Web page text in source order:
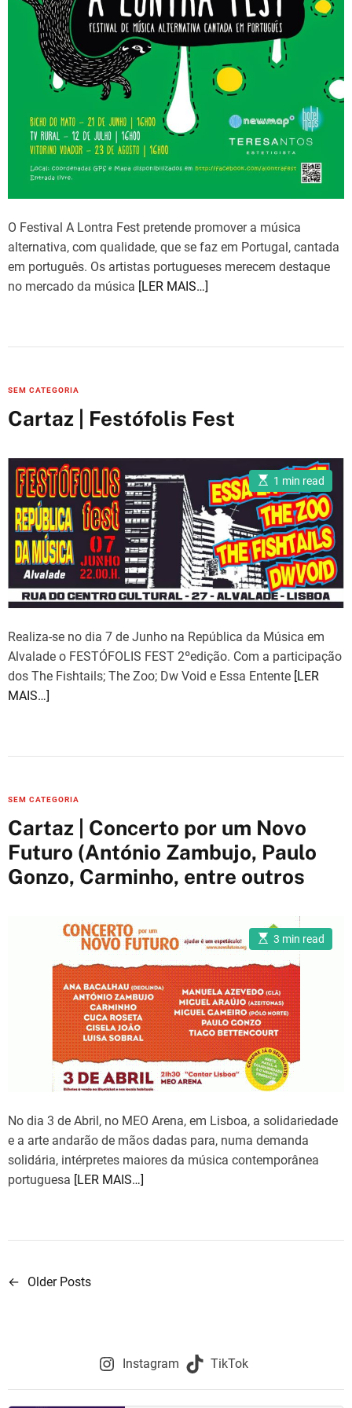
O Festival A Lontra Fest pretende promover a música
alternativa, com qualidade, que se faz em Portugal, cantada
em português. Os artistas portugueses merecem destaque
no mercado da música [LER MAIS…]
C
a
t
SEM CATEGORIA
Cartaz | Festófolis Fest
E
s
t
i
m
a
t
e
d
r
e
a
d
i
m
e
1 min read
Realiza-se no dia 7 de Junho na República da Música em
Alvalade o FESTÓFOLIS FEST 2ºedição. Com a participação
dos The Fishtails; The Zoo; Dw Void e Essa Entente [LER
MAIS…]
C
a
t
e
g
SEM CATEGORIA
Cartaz | Concerto por um Novo
Futuro (António Zambujo, Paulo
Gonzo, Carminho, entre outros
E
s
t
i
m
a
t
e
d
r
e
a
d
t
i
3 min read
No dia 3 de Abril, no MEO Arena, em Lisboa, a solidariedade
e a arte andarão de mãos dadas para, numa demanda
solidária, intérpretes maiores da música contemporânea
portuguesa [LER MAIS…]
N
← Older Posts
Instagram TikTok